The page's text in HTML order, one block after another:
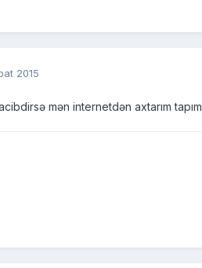
2015
mən internetdən axtarım tapım